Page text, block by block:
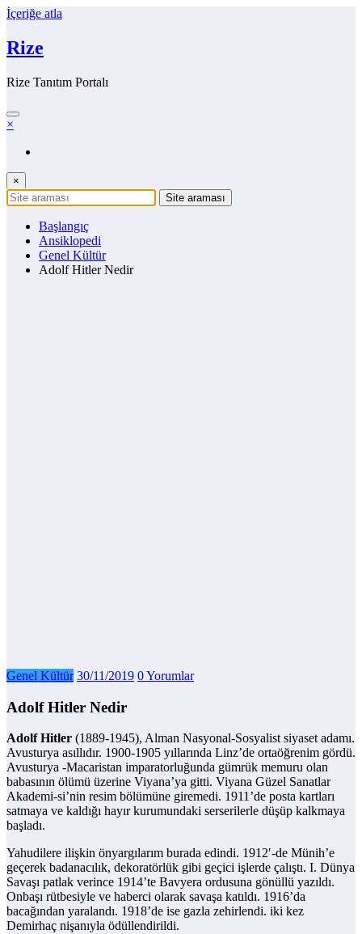
İçeriğe atla
Rize
Rize Tanıtım Portalı
×
×
Başlangıç
Ansiklopedi
Genel Kültür
Adolf Hitler Nedir
Genel Kültür 30/11/2019 0 Yorumlar
Adolf Hitler Nedir
Adolf Hitler (1889-1945), Alman Nasyonal-Sosyalist siyaset adamı.
Avusturya asıllıdır. 1900-1905 yıllarında Linz’de ortaöğrenim gördü.
Avusturya -Macaristan imparatorluğunda gümrük memuru olan
babasının ölümü üzerine Viyana’ya gitti. Viyana Güzel Sanatlar
Akademi-si’nin resim bölümüne giremedi. 1911’de posta kartları
satmaya ve kaldığı hayır kurumundaki serserilerle düşüp kalkmaya
başladı.
Yahudilere ilişkin önyargılarım burada edindi. 1912′-de Münih’e
geçerek badanacılık, dekoratörlük gibi geçici işlerde çalıştı. I. Dünya
Savaşı patlak verince 1914’te Bavyera ordusuna gönüllü yazıldı.
Onbaşı rütbesiyle ve haberci olarak savaşa katıldı. 1916’da
bacağından yaralandı. 1918’de ise gazla zehirlendi. iki kez
Demirhaç nişanıyla ödüllendirildi.